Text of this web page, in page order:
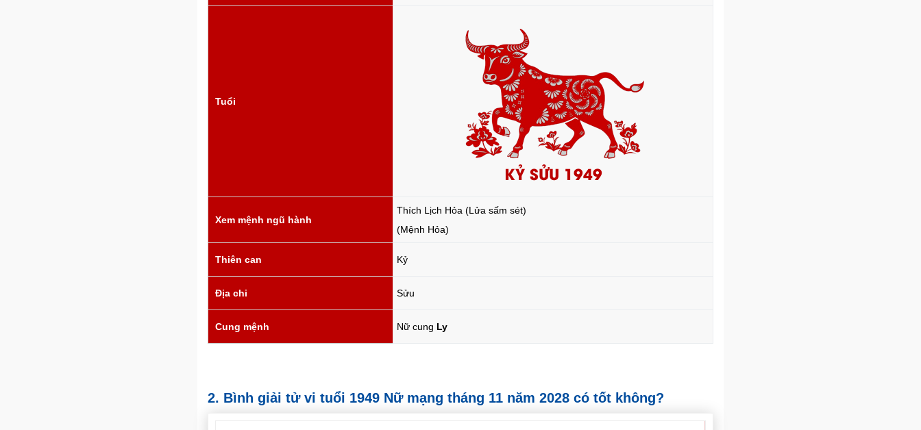
Tuổi
KỶ SỬU 1949
Xem mệnh ngũ hành
Thích Lịch Hỏa (Lửa sấm sét)
(Mệnh Hỏa)
Thiên can Kỷ
Địa chi Sửu
Cung mệnh Nữ cung Ly
2. Bình giải tử vi tuổi 1949 Nữ mạng tháng 11 năm 2028 có tốt không?